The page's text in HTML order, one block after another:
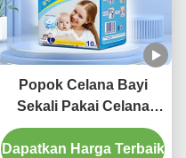
Popok Celana Bayi
Sekali Pakai Celana
Popok Katun Bernapas
Ultra Tipis
Dapatkan Harga Terbaik